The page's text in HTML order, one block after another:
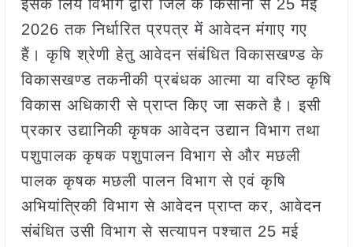
इसके लिये विभाग द्वारा जिले के किसानों से 25 मई
2026 तक निर्धारित प्रपत्र में आवेदन मंगाए गए
हैं। कृषि श्रेणी हेतु आवेदन संबंधित विकासखण्ड के
विकासखण्ड तकनीकी प्रबंधक आत्मा या वरिष्ठ कृषि
विकास अधिकारी से प्राप्त किए जा सकते है। इसी
प्रकार उद्यानिकी कृषक आवेदन उद्यान विभाग तथा
पशुपालक कृषक पशुपालन विभाग से और मछली
पालक कृषक मछली पालन विभाग से एवं कृषि
अभियांत्रिकी विभाग से आवेदन प्राप्त कर, आवेदन
संबंधित उसी विभाग से सत्यापन पश्चात 25 मई